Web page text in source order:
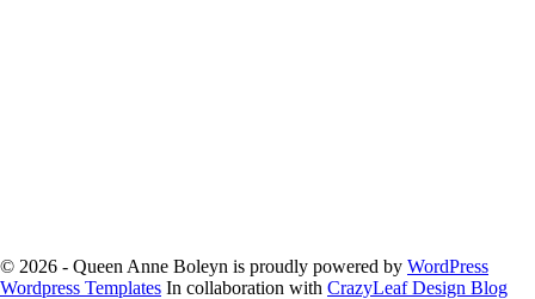
© 2026 - Queen Anne Boleyn is proudly powered by WordPress
Wordpress Templates In collaboration with CrazyLeaf Design Blog